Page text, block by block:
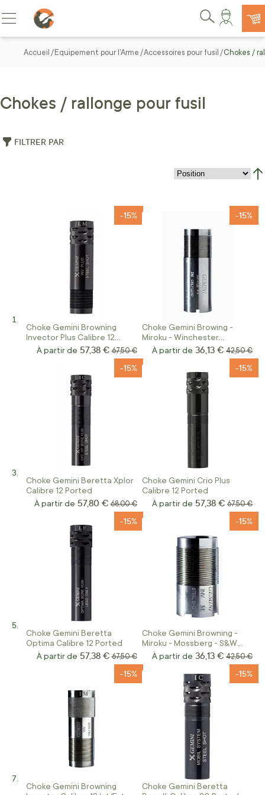
Allez au contenu
Basculer la navigation
Rechercher
Accueil Equipement pour l'Arme Accessoires pour fusil Chokes /
Chokes / rallonge pour fusil
FILTRER PAR
Choke Gemini Browning
Invector Plus Calibre 12
Ported
-15%
À partir de 57,38 € Prix normal
67,50 €
Choke Gemini Browing -
Miroku - Winchester
Invector Plus Calibre 12
-15%
À partir de 36,13 € Prix
42,50 €
Choke Gemini Beretta Xplor
Calibre 12 Ported
-15%
À partir de 57,80 € Prix normal
68,00 €
Choke Gemini Crio Plus
Calibre 12 Ported
-15%
À partir de 57,38 € Prix
67,50 €
Choke Gemini Beretta
Optima Calibre 12 Ported
-15%
À partir de 57,38 € Prix normal
67,50 €
Choke Gemini Browning -
Miroku - Mossberg - S&W
Invector Calibre 12
-15%
À partir de 36,13 € Prix
42,50 €
Choke Gemini Browning
-15%
Choke Gemini Beretta
-15%